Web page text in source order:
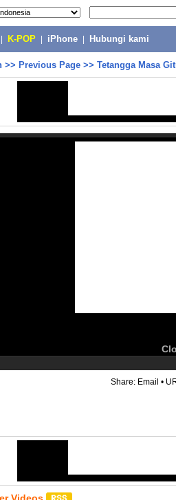
K-POP iPhone Hubungi kami
>> Previous Page >> Tetangga Masa
Share: Email •